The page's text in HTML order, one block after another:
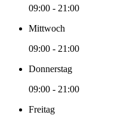
09:00 - 21:00
Mittwoch
09:00 - 21:00
Donnerstag
09:00 - 21:00
Freitag